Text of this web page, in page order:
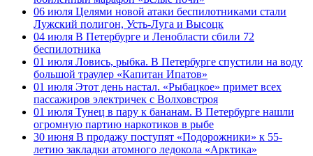
06 июля Целями новой атаки беспилотниками стали
Лужский полигон, Усть-Луга и Высоцк
04 июля В Петербурге и Ленобласти сбили 72
беспилотника
01 июля Ловись, рыбка. В Петербурге спустили на воду
большой траулер «Капитан Ипатов»
01 июля Этот день настал. «Рыбацкое» примет всех
пассажиров электричек с Волховстроя
01 июля Тунец в пару к бананам. В Петербурге нашли
огромную партию наркотиков в рыбе
30 июня В продажу поступят «Подорожники» к 55-
летию закладки атомного ледокола «Арктика»